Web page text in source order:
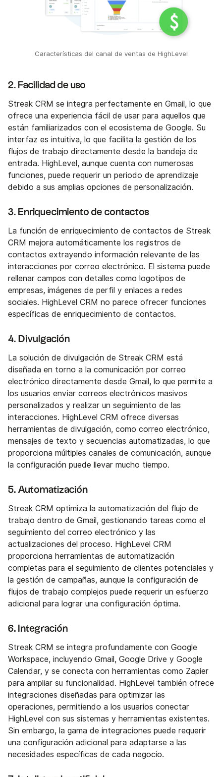
Características del canal de ventas de HighLevel
2. Facilidad de uso
Streak CRM se integra perfectamente en Gmail, lo que
ofrece una experiencia fácil de usar para aquellos que
están familiarizados con el ecosistema de Google. Su
interfaz es intuitiva, lo que facilita la gestión de los
flujos de trabajo directamente desde la bandeja de
entrada. HighLevel, aunque cuenta con numerosas
funciones, puede requerir un periodo de aprendizaje
debido a sus amplias opciones de personalización.
3. Enriquecimiento de contactos
La función de enriquecimiento de contactos de Streak
CRM mejora automáticamente los registros de
contactos extrayendo información relevante de las
interacciones por correo electrónico. El sistema puede
rellenar campos con detalles como logotipos de
empresas, imágenes de perfil y enlaces a redes
sociales. HighLevel CRM no parece ofrecer funciones
específicas de enriquecimiento de contactos.
4. Divulgación
La solución de divulgación de Streak CRM está
diseñada en torno a la comunicación por correo
electrónico directamente desde Gmail, lo que permite a
los usuarios enviar correos electrónicos masivos
personalizados y realizar un seguimiento de las
interacciones. HighLevel CRM ofrece diversas
herramientas de divulgación, como correo electrónico,
mensajes de texto y secuencias automatizadas, lo que
proporciona múltiples canales de comunicación, aunque
la configuración puede llevar mucho tiempo.
5. Automatización
Streak CRM optimiza la automatización del flujo de
trabajo dentro de Gmail, gestionando tareas como el
seguimiento del correo electrónico y las
actualizaciones del proceso. HighLevel CRM
proporciona herramientas de automatización
completas para el seguimiento de clientes potenciales y
la gestión de campañas, aunque la configuración de
flujos de trabajo complejos puede requerir un esfuerzo
adicional para lograr una configuración óptima.
6. Integración
Streak CRM se integra profundamente con Google
Workspace, incluyendo Gmail, Google Drive y Google
Calendar, y se conecta con herramientas como Zapier
para ampliar su funcionalidad. HighLevel también ofrece
integraciones diseñadas para optimizar las
operaciones, permitiendo a los usuarios conectar
HighLevel con sus sistemas y herramientas existentes.
Sin embargo, la gama de integraciones puede requerir
una configuración adicional para adaptarse a las
necesidades específicas de cada negocio.